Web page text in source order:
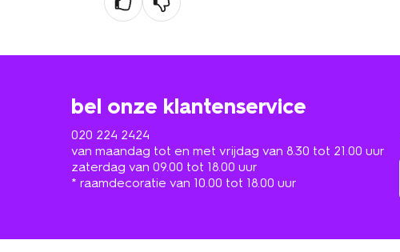
bel onze klantenservice
020 224 2424
van maandag tot en met vrijdag van 8.30 tot 21.00 uur
zaterdag van 09.00 tot 18.00 uur
* raamdecoratie van 10.00 tot 18.00 uur